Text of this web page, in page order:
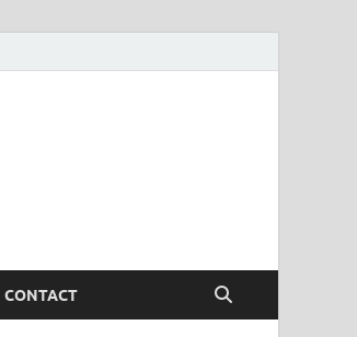
CONTACT